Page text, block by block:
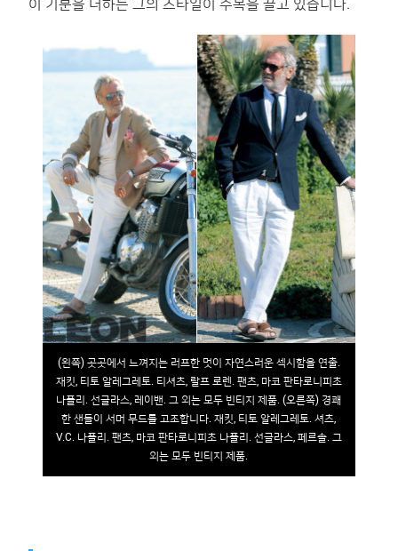
이 기분을 더하는 그의 스타일이 주목을 끌고 있습니다.
(왼쪽) 곳곳에서 느껴지는 러프한 멋이 자연스러운 섹시함을 연출.
재킷, 티토 알레그레토. 티셔츠, 랄프 로렌. 팬츠, 마코 판타로니피초
나폴리. 선글라스, 레이밴. 그 외는 모두 빈티지 제품. (오른쪽) 경쾌
한 샌들이 서머 무드를 고조합니다. 재킷, 티토 알레그레토. 셔츠,
V.C. 나폴리. 팬츠, 마코 판타로니피초 나폴리. 선글라스, 페르솔. 그
외는 모두 빈티지 제품.